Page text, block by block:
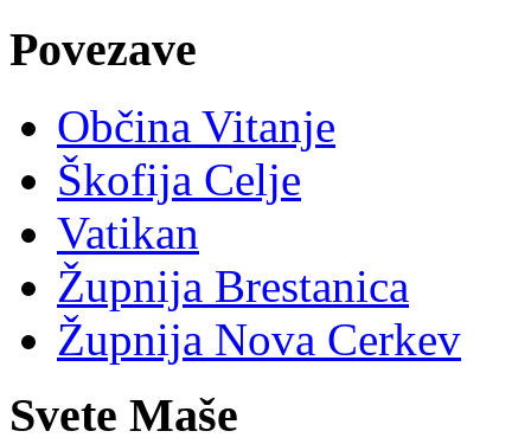
Povezave
Občina Vitanje
Škofija Celje
Vatikan
Župnija Brestanica
Župnija Nova Cerkev
Svete Maše